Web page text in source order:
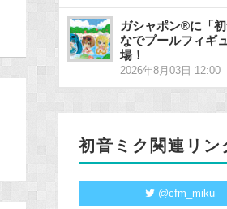
ガシャポン®に「
なでプールフィギ
場！
2026年8月03日 12:00
初音ミク関連リン
@cfm_miku